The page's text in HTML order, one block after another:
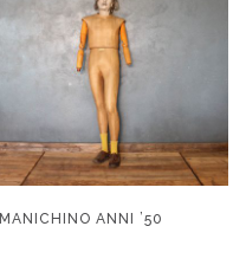
MANICHINO ANNI ’50